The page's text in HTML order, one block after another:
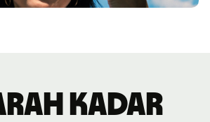
kadar